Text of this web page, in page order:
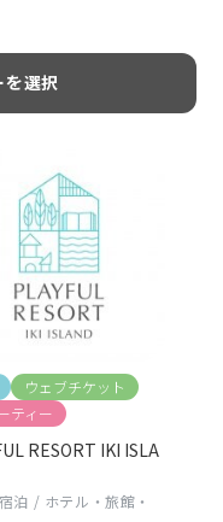
を選択
ウェブチケット
ティー
RESORT IKI ISLA
泊 / ホテル・旅館・